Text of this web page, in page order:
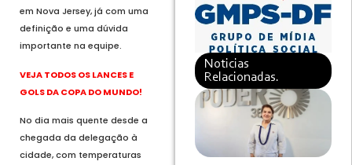
em Nova Jersey, já com uma
definição e uma dúvida
importante na equipe.
VEJA TODOS OS LANCES E
GOLS DA COPA DO MUNDO!
No dia mais quente desde a
chegada da delegação à
cidade, com temperaturas
Noticias
Relacionadas.